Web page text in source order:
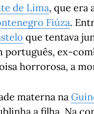
de Lima, que era
Fiúza.
que tentava
português, ex-
horrorosa, a
materna na
a filha. Na